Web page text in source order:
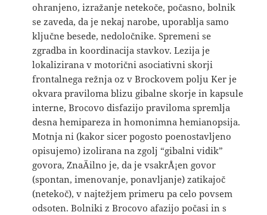
ohranjeno, izražanje netekoče, počasno, bolnik
se zaveda, da je nekaj narobe, uporablja samo
ključne besede, nedoločnike. Spremeni se
zgradba in koordinacija stavkov. Lezija je
lokalizirana v motorični asociativni skorji
frontalnega režnja oz v Brockovem polju Ker je
okvara praviloma blizu gibalne skorje in kapsule
interne, Brocovo disfazijo praviloma spremlja
desna hemipareza in homonimna hemianopsija.
Motnja ni (kakor sicer pogosto poenostavljeno
opisujemo) izolirana na zgolj “gibalni vidik”
govora, ZnaÄilno je, da je vsakrÅ¡en govor
(spontan, imenovanje, ponavljanje) zatikajoč
(netekoč), v najtežjem primeru pa celo povsem
odsoten. Bolniki z Brocovo afazijo počasi in s